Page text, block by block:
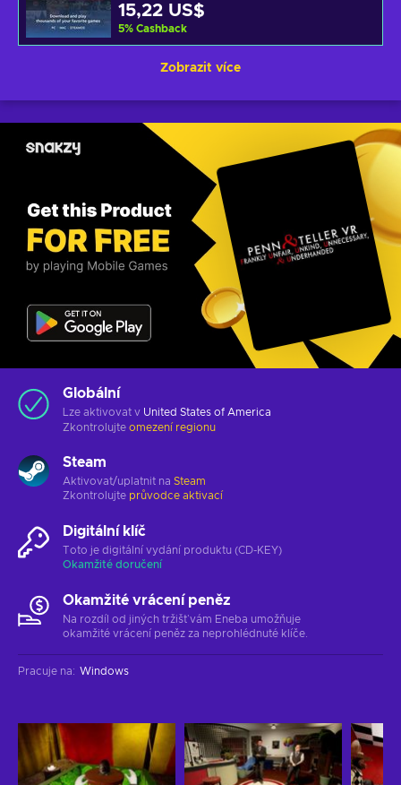
15,22 US$
5% Cashback
Zobrazit více
Globální
Lze aktivovat v United States of America
Zkontrolujte omezení regionu
Steam
Aktivovat/uplatnit na Steam
Zkontrolujte průvodce aktivací
Digitální klíč
Toto je digitální vydání produktu (CD-KEY)
Okamžité doručení
Okamžité vrácení peněz
Na rozdíl od jiných tržišť vám Eneba umožňuje
okamžité vrácení peněz za neprohlédnuté klíče.
Pracuje na: Windows